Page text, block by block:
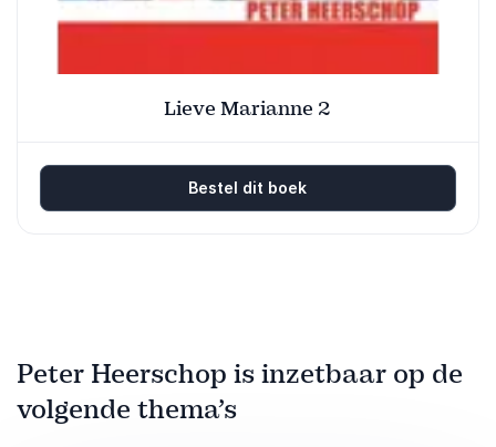
Lieve Marianne 2
Bestel dit boek
Peter Heerschop is inzetbaar op de
volgende thema’s